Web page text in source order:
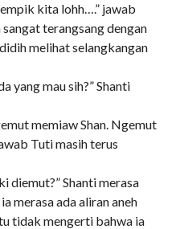
kita lohh….” jawab
terangsang dengan
melihat selangkangan
yang mau sih?” Shanti
memiaw Shan. Ngemut
Tuti masih terus
diemut?” Shanti merasa
merasa ada aliran aneh
tidak mengerti bahwa ia